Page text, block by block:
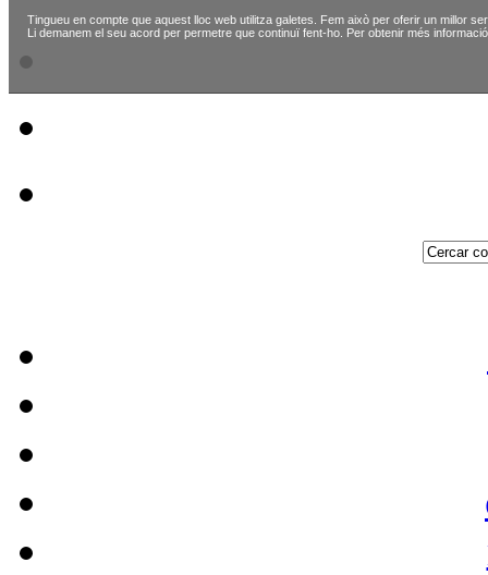
Tingueu en compte que aquest lloc web utilitza galetes. Fem això per oferir un millor
Li demanem el seu acord per permetre que continuï fent-ho. Per obtenir més